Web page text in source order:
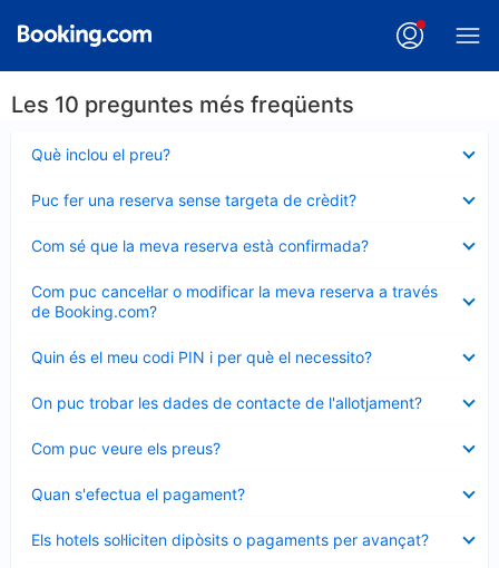
Les 10 preguntes més freqüents
Què inclou el preu?
tancat
Puc fer una reserva sense targeta de crèdit?
tancat
Com sé que la meva reserva està confirmada?
tancat
Com puc cancel·lar o modificar la meva reserva a través
de Booking.com?
tancat
Quin és el meu codi PIN i per què el necessito?
tancat
On puc trobar les dades de contacte de l'allotjament?
tancat
Com puc veure els preus?
tancat
Quan s'efectua el pagament?
tancat
Els hotels sol·liciten dipòsits o pagaments per avançat?
tancat